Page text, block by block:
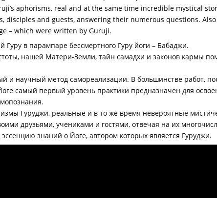
aphorisms, real and at the same time incredible mystical
disciples and guests, answering their numerous questions.
– which were written by Guruji.
Гуру в парампаре бессмертного Гуру йоги – Бабаджи.
нашей Матери-Земли, тайн самадхи и законов кармы
и научный метод самореализации. В большинстве работ,
самый первый уровень практики предназначен для
Гуруджи, реальные и в то же время невероятные
друзьями, учениками и гостями, отвечая на их
знаний о Йоге, автором которых является Гуруджи.